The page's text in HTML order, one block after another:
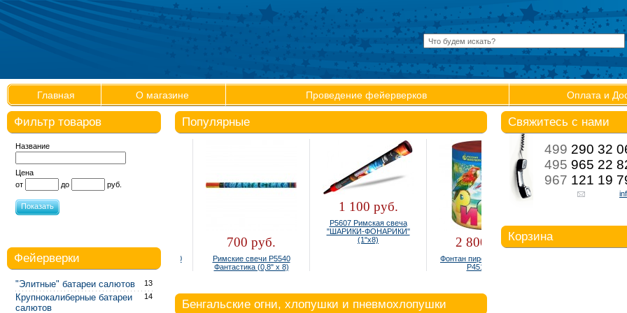
Главная О магазине Проведение фейерверков Оплата и
Фильтр товаров
Название
Цена
от
до руб.
Показать
Фейерверки
13
"Элитные" батареи салютов
14
Крупнокалиберные батареи
салютов
Популярные
Фонтан настольный Р4810
700 руб.
Римские свечи Р5540
Фантастика (0,8" х 8)
1 100 руб.
Р5607 Римская свеча
"ШАРИКИ-ФОНАРИКИ"
(1"х8)
2 800 руб.
Фонтан пиротехнический
Р4510 Рио
Бенгальские огни, хлопушки и пневмохлопушки
Свяжитесь с нами
499 290 32
495 965 22
967 121 19
Корзина